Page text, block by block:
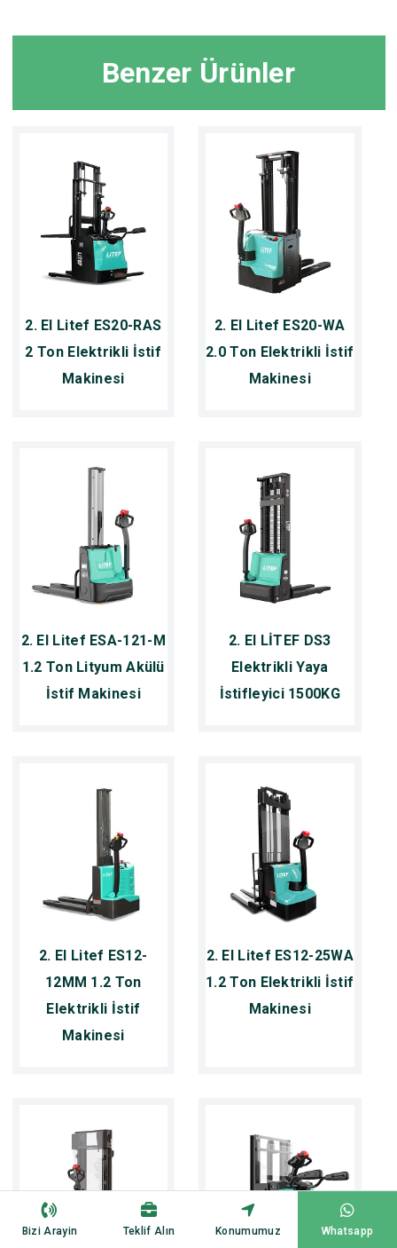
Benzer Ürünler
2. El Litef ES20-RAS
2 Ton Elektrikli İstif
Makinesi
2. El Litef ES20-WA
2.0 Ton Elektrikli İstif
Makinesi
2. El Litef ESA-121-M
1.2 Ton Lityum Akülü
İstif Makinesi
2. El LİTEF DS3
Elektrikli Yaya
İstifleyici 1500KG
2. El Litef ES12-
12MM 1.2 Ton
Elektrikli İstif
Makinesi
2. El Litef ES12-25WA
1.2 Ton Elektrikli İstif
Makinesi
Bizi Arayin Teklif Alın Konumumuz Whatsapp